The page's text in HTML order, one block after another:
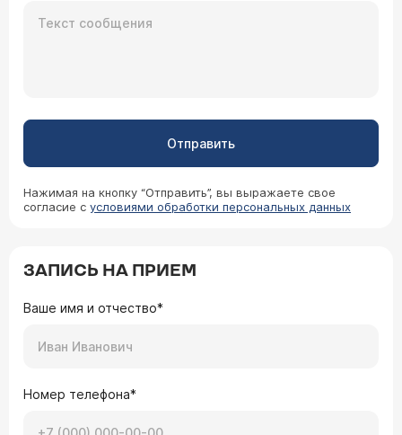
Отправить
Нажимая на кнопку “Отправить”, вы выражаете свое
согласие с условиями обработки персональных данных
ЗАПИСЬ НА ПРИЕМ
Ваше имя и отчество*
Номер телефона*